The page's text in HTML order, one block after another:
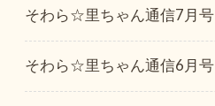
そわら☆里ちゃん通信7月号
そわら☆里ちゃん通信6月号